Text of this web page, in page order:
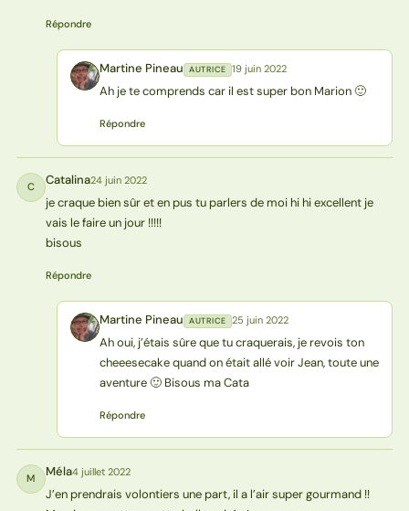
Répondre
MP Martine Pineau AUTRICE 19 juin 2022
Ah je te comprends car il est super bon Marion 🙂
Répondre
C Catalina24 juin 2022
je craque bien sûr et en pus tu parlers de moi hi hi excellent je
vais le faire un jour !!!!!
bisous
Répondre
MP Martine Pineau AUTRICE 25 juin 2022
Ah oui, j’étais sûre que tu craquerais, je revois ton
cheeesecake quand on était allé voir Jean, toute une
aventure 🙂 Bisous ma Cata
Répondre
M Méla4 juillet 2022
J’en prendrais volontiers une part, il a l’air super gourmand !!